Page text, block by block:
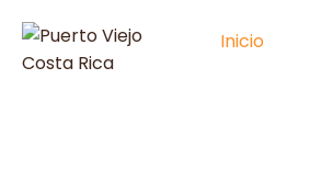
Inicio